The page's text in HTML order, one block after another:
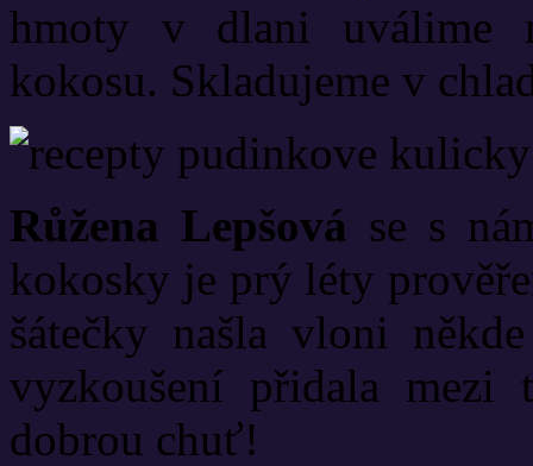
hmoty v dlani uválime
kokosu. Skladujeme v
Růžena Lepšová se s
kokosky je prý léty
šátečky našla vloni
vyzkoušení přidala mezi
dobrou chuť!